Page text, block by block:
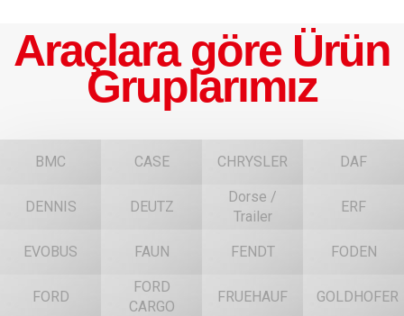
Araçlara göre Ürün
Gruplarımız
BMC CASE CHRYSLER DAF
DENNIS DEUTZ
Dorse /
Trailer
ERF
EVOBUS FAUN FENDT FODEN
FORD
FORD
CARGO
FRUEHAUF GOLDHOFER